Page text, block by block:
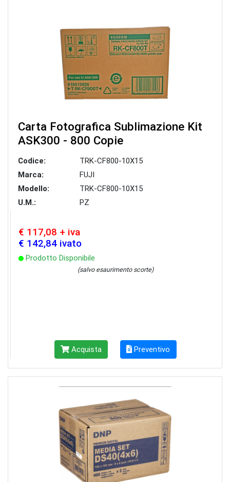
Carta Fotografica Sublimazione Kit
ASK300 - 800 Copie
Codice:
TRK-CF800-10X15
Marca:
FUJI
Modello:
TRK-CF800-10X15
U.M.:
PZ
€ 117,08 + iva
€ 142,84 ivato
Prodotto Disponibile
(salvo esaurimento scorte)
Acquista Preventivo